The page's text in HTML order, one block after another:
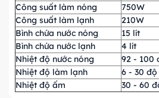
Công suất làm nóng
750W
Công suất làm lạnh
210W
Bình chứa nước nóng
15 lít
Bình chứa nước lạnh
4 lít
Nhiệt độ nước nóng
92 - 100
Nhiệt độ làm lạnh
6 - 30 độ
Nhiệt độ ấm
30 - 60